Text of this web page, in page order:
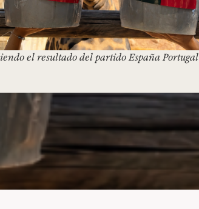
el resultado del partido España Portugal